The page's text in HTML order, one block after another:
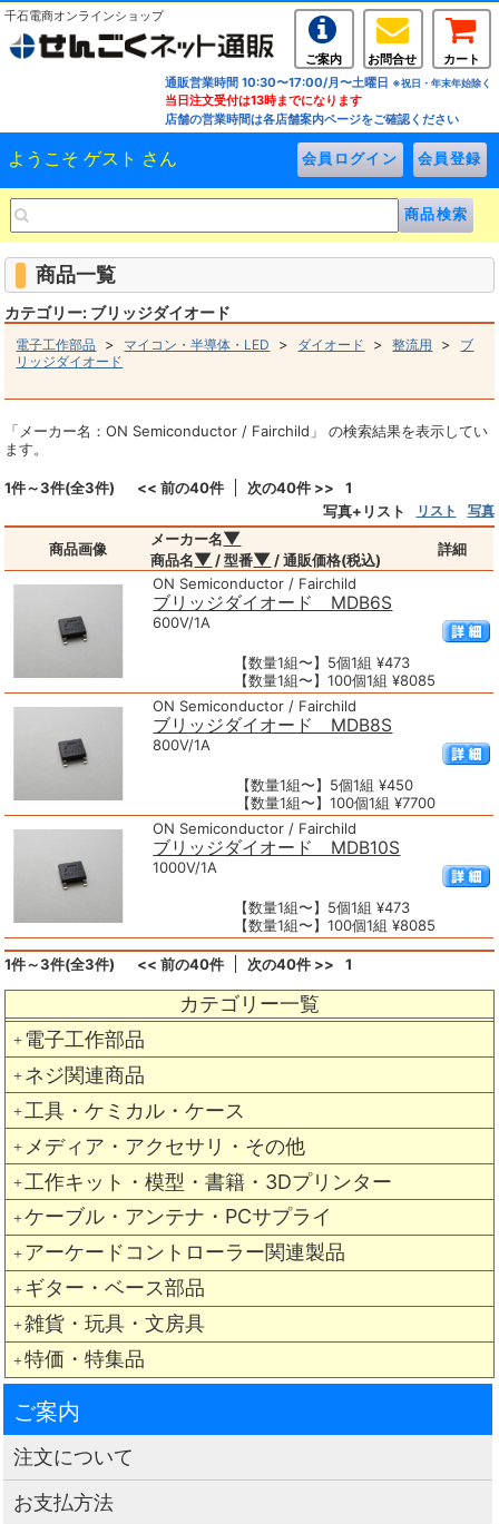
千石電商オンラインショップ
ご案内 お問合せ
カート
通販営業時間 10:30〜17:00/月〜土曜日 ※祝日・年末年始除く
当日注文受付は13時までになります
店舗の営業時間は各店舗案内ページをご確認ください
ようこそ ゲスト さん
カテゴリー一覧
＋ 電子工作部品
＋ ネジ関連商品
＋ 工具・ケミカル・ケース
＋ メディア・アクセサリ・その他
＋ 工作キット・模型・書籍・3Dプリンター
＋ ケーブル・アンテナ・PCサプライ
＋ アーケードコントローラー関連製品
＋ ギター・ベース部品
＋ 雑貨・玩具・文房具
＋ 特価・特集品
商品一覧
カテゴリー: ブリッジダイオード
電子工作部品 > マイコン・半導体・LED > ダイオード >整流用 > ブ
リッジダイオード
「メーカー名：ON Semiconductor / Fairchild」 の検索結果を表示してい
ます。
1件～3件(全3件) << 前の40件 次の40件 >>
1
写真+リスト
リスト 写真
商品画像
メーカー名▼
商品名▼ / 型番▼ / 通販価格(税込)
詳細
ON Semiconductor / Fairchild
ブリッジダイオード MDB6S
600V/1A
【数量1組〜】5個1組 ¥473
【数量1組〜】100個1組 ¥8085
ON Semiconductor / Fairchild
ブリッジダイオード MDB8S
800V/1A
【数量1組〜】5個1組 ¥450
【数量1組〜】100個1組 ¥7700
ON Semiconductor / Fairchild
ブリッジダイオード MDB10S
1000V/1A
【数量1組〜】5個1組 ¥473
【数量1組〜】100個1組 ¥8085
1件～3件(全3件) << 前の40件 次の40件 >> 1
ご案内
注文について
お支払方法